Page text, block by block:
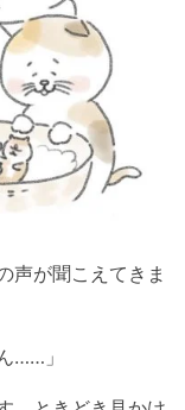
声が聞こえてきま
……」